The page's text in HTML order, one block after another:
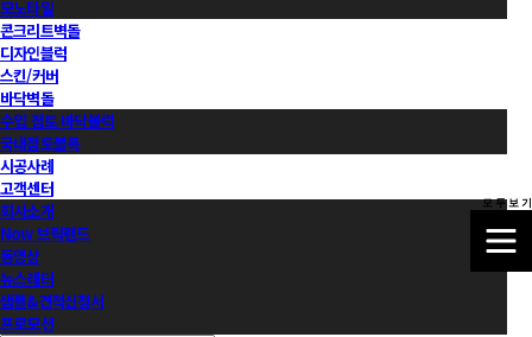
모노타일
콘크리트벽돌
디자인블럭
스킨/커버
바닥벽돌
수입 점토 바닥블럭
국내점토블록
시공사례
고객센터
회사소개
Now 브릭랜드
동영상
뉴스레터
샘플&견적신청서
프로모션
모 두 보 기